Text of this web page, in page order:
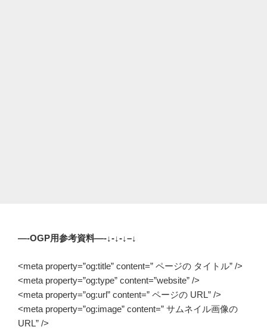
—-OGP用参考資料—-↓-↓-↓–↓
<meta property=”og:title” content=” ページの タイトル” />
<meta property=”og:type” content=”website” />
<meta property=”og:url” content=” ページの URL” />
<meta property=”og:image” content=” サムネイル画像の
URL” />